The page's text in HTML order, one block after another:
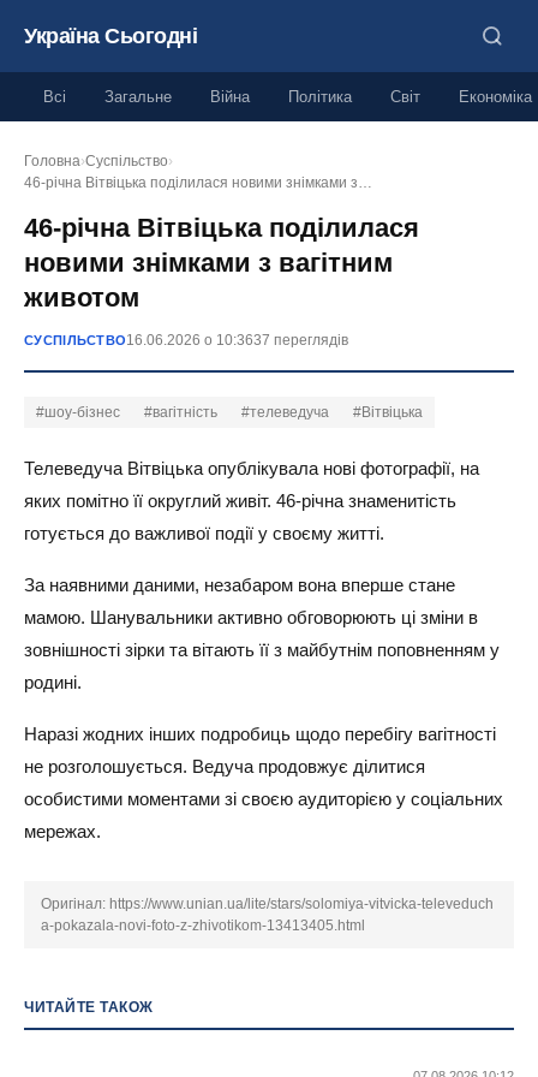
Україна Сьогодні
Всі Загальне Війна Політика Світ Економіка
Головна›Суспільство›
46-річна Вітвіцька поділилася новими знімками з…
46-річна Вітвіцька поділилася
новими знімками з вагітним
животом
СУСПІЛЬСТВО16.06.2026 о 10:3637 переглядів
#шоу-бізнес #вагітність #телеведуча #Вітвіцька
Телеведуча Вітвіцька опублікувала нові фотографії, на
яких помітно її округлий живіт. 46-річна знаменитість
готується до важливої події у своєму житті.
За наявними даними, незабаром вона вперше стане
мамою. Шанувальники активно обговорюють ці зміни в
зовнішності зірки та вітають її з майбутнім поповненням у
родині.
Наразі жодних інших подробиць щодо перебігу вагітності
не розголошується. Ведуча продовжує ділитися
особистими моментами зі своєю аудиторією у соціальних
мережах.
Оригінал: https://www.unian.ua/lite/stars/solomiya-vitvicka-televeduch
a-pokazala-novi-foto-z-zhivotikom-13413405.html
ЧИТАЙТЕ ТАКОЖ